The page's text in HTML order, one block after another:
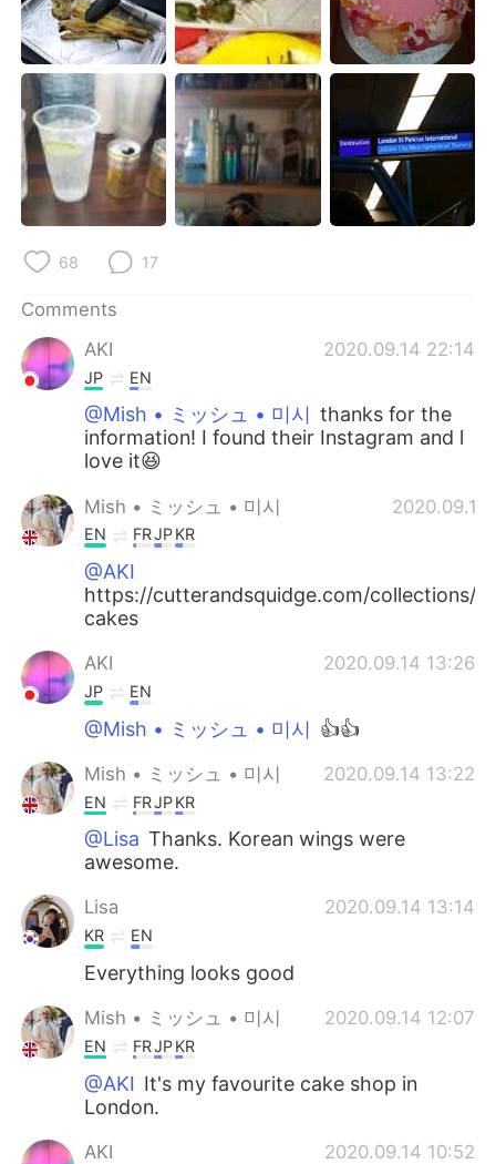
68 17
Comments
AKI
2020.09.14 22:14
JP EN
@Mish • ミッシュ • 미시 thanks for the
information! I found their Instagram and l
love it😆
Mish • ミッシュ • 미시 2020.09.14
EN FRJPKR
@AKI
https://cutterandsquidge.com/collections/
cakes
AKI 2020.09.14 13:26
JP EN
@Mish • ミッシュ • 미시 👍👍
Mish • ミッシュ • 미시 2020.09.14 13:22
EN FRJPKR
@Lisa Thanks. Korean wings were
awesome.
Lisa 2020.09.14 13:14
KR EN
Everything looks good
Mish • ミッシュ • 미시 2020.09.14 12:07
EN FRJPKR
@AKI It's my favourite cake shop in
London.
AKI 2020.09.14 10:52